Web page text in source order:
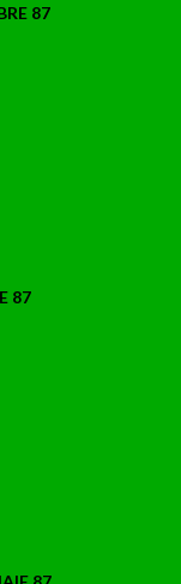
87
87